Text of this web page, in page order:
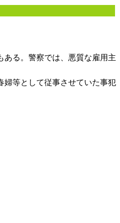
る。警察では、悪質な雇用主
婦等として従事させていた事犯